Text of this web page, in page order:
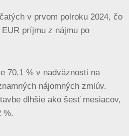
v prvom polroku 2024, čo
príjmu z nájmu po
70,1 % v nadväznosti na
nájomných zmlúv.
dlhšie ako šesť mesiacov,
%.